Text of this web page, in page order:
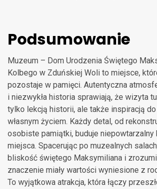
Podsumowanie
Muzeum – Dom Urodzenia Świętego
Kolbego w Zduńskiej Woli to miejsce,
pozostaje w pamięci. Autentyczna
i niezwykła historia sprawiają, że wizyta
tylko lekcją historii, ale także inspiracją
własnym życiem. Każdy detal, od
osobiste pamiątki, buduje niepowtarzalny
miejsca. Spacerując po muzealnych
bliskość świętego Maksymiliana i
znaczenie miały wartości wyniesione z
To wyjątkowa atrakcja, która łączy